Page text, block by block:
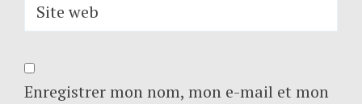
Site web
Enregistrer mon nom, mon e-mail et mon